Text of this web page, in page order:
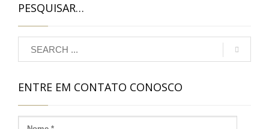
PESQUISAR…
ENTRE EM CONTATO CONOSCO